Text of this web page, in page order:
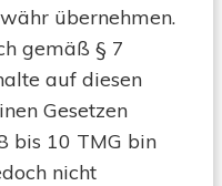
übernehmen.
gemäß § 7
auf diesen
Gesetzen
bis 10 TMG bin
nicht